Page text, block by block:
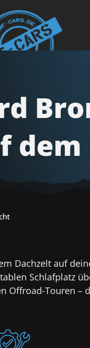
dem
Dachzelt auf
Schlafplatz
Offroad-Touren –